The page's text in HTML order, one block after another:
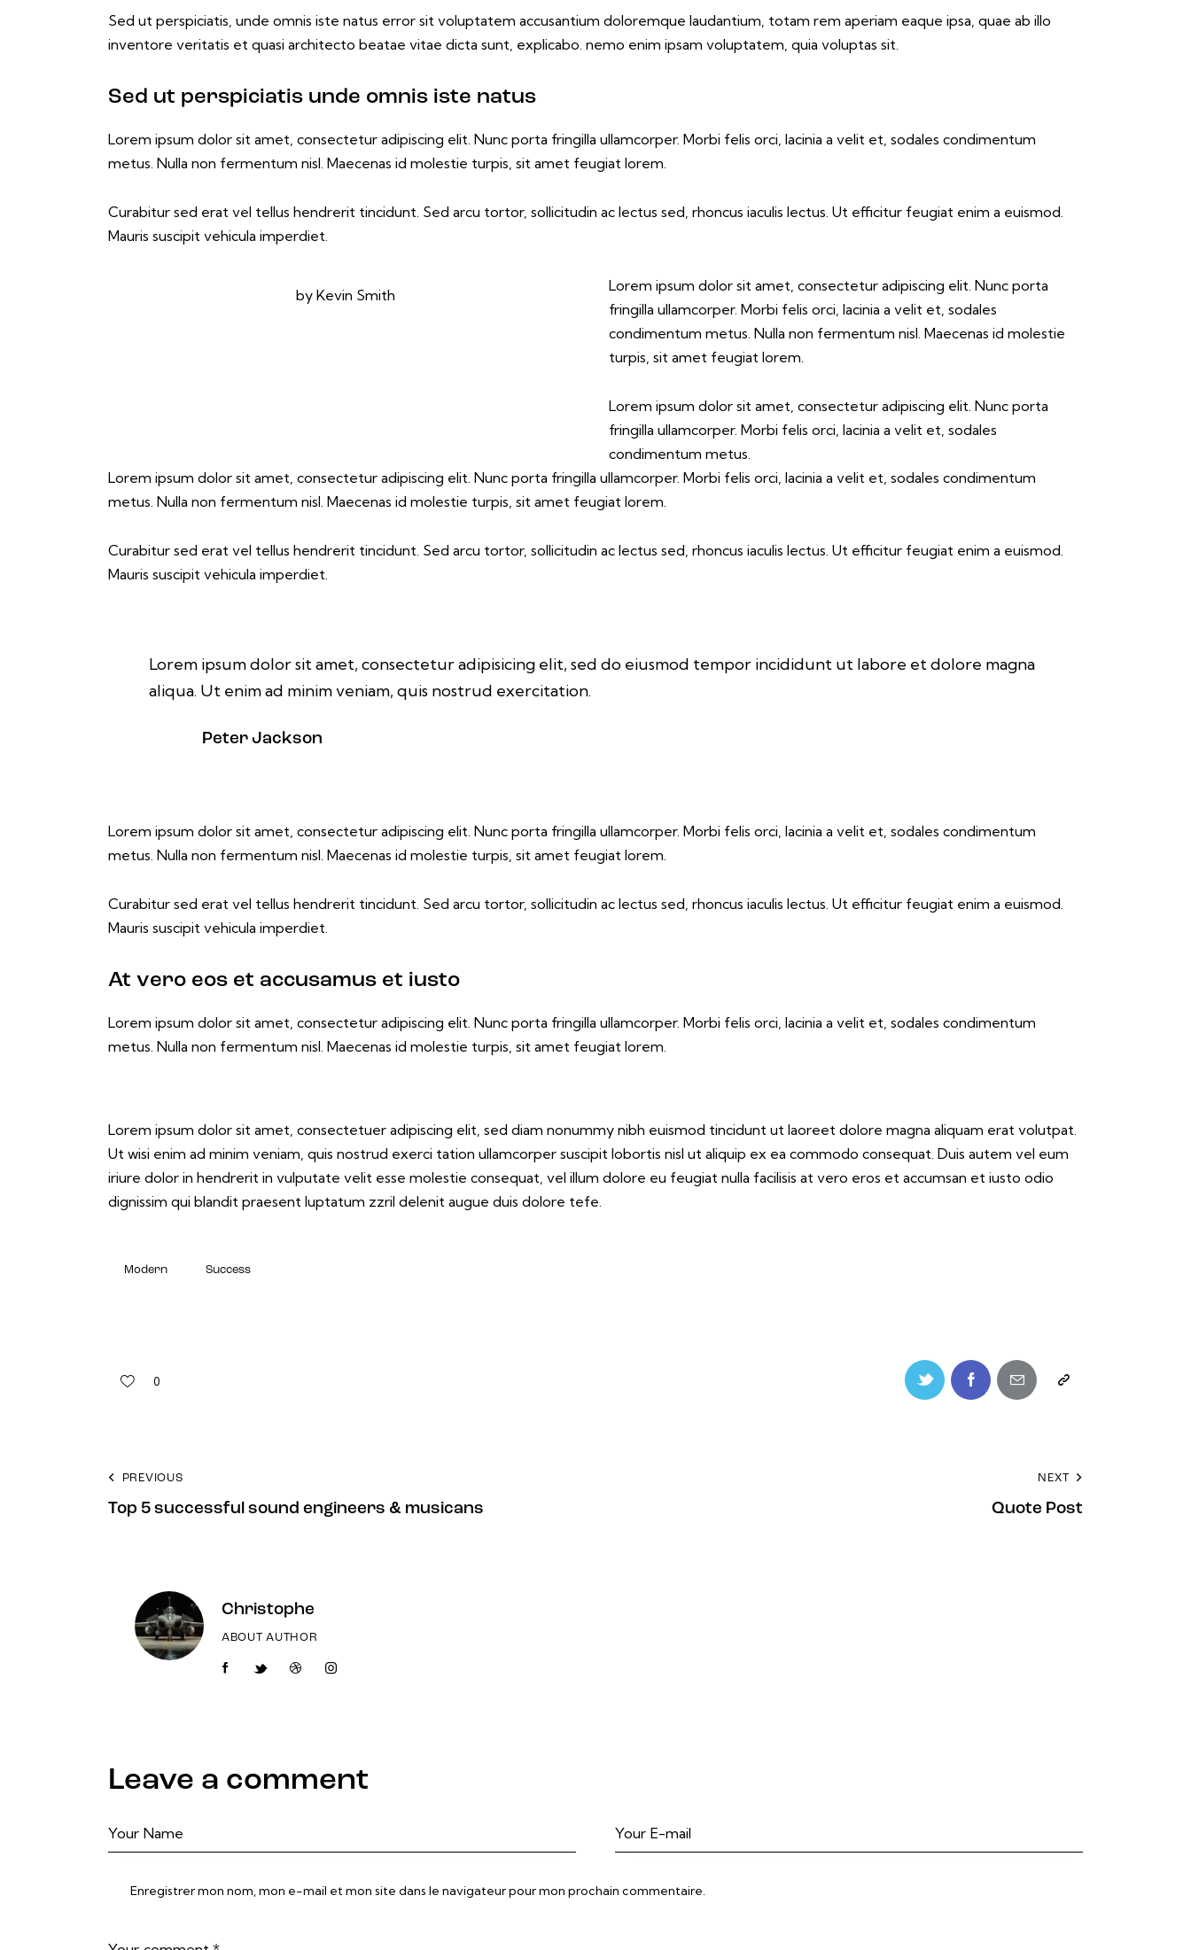
Sed ut perspiciatis, unde omnis iste natus error sit voluptatem accusantium doloremque laudantium, totam rem aperiam eaque ipsa, quae ab illo
inventore veritatis et quasi architecto beatae vitae dicta sunt, explicabo. nemo enim ipsam voluptatem, quia voluptas sit.
Sed ut perspiciatis unde omnis iste natus
Lorem ipsum dolor sit amet, consectetur adipiscing elit. Nunc porta fringilla ullamcorper. Morbi felis orci, lacinia a velit et, sodales condimentum
metus. Nulla non fermentum nisl. Maecenas id molestie turpis, sit amet feugiat lorem.
Curabitur sed erat vel tellus hendrerit tincidunt. Sed arcu tortor, sollicitudin ac lectus sed, rhoncus iaculis lectus. Ut efficitur feugiat enim a euismod.
Mauris suscipit vehicula imperdiet.
by Kevin Smith
Lorem ipsum dolor sit amet, consectetur adipiscing elit. Nunc porta
fringilla ullamcorper. Morbi felis orci, lacinia a velit et, sodales
condimentum metus. Nulla non fermentum nisl. Maecenas id molestie
turpis, sit amet feugiat lorem.
Lorem ipsum dolor sit amet, consectetur adipiscing elit. Nunc porta
fringilla ullamcorper. Morbi felis orci, lacinia a velit et, sodales
condimentum metus.
Lorem ipsum dolor sit amet, consectetur adipiscing elit. Nunc porta fringilla ullamcorper. Morbi felis orci, lacinia a velit et, sodales condimentum
metus. Nulla non fermentum nisl. Maecenas id molestie turpis, sit amet feugiat lorem.
Curabitur sed erat vel tellus hendrerit tincidunt. Sed arcu tortor, sollicitudin ac lectus sed, rhoncus iaculis lectus. Ut efficitur feugiat enim a euismod.
Mauris suscipit vehicula imperdiet.
Lorem ipsum dolor sit amet, consectetur adipisicing elit, sed do eiusmod tempor incididunt ut labore et dolore magna
aliqua. Ut enim ad minim veniam, quis nostrud exercitation.
Peter Jackson
Lorem ipsum dolor sit amet, consectetur adipiscing elit. Nunc porta fringilla ullamcorper. Morbi felis orci, lacinia a velit et, sodales condimentum
metus. Nulla non fermentum nisl. Maecenas id molestie turpis, sit amet feugiat lorem.
Curabitur sed erat vel tellus hendrerit tincidunt. Sed arcu tortor, sollicitudin ac lectus sed, rhoncus iaculis lectus. Ut efficitur feugiat enim a euismod.
Mauris suscipit vehicula imperdiet.
At vero eos et accusamus et iusto
Lorem ipsum dolor sit amet, consectetur adipiscing elit. Nunc porta fringilla ullamcorper. Morbi felis orci, lacinia a velit et, sodales condimentum
metus. Nulla non fermentum nisl. Maecenas id molestie turpis, sit amet feugiat lorem.
Lorem ipsum dolor sit amet, consectetuer adipiscing elit, sed diam nonummy nibh euismod tincidunt ut laoreet dolore magna aliquam erat volutpat.
Ut wisi enim ad minim veniam, quis nostrud exerci tation ullamcorper suscipit lobortis nisl ut aliquip ex ea commodo consequat. Duis autem vel eum
iriure dolor in hendrerit in vulputate velit esse molestie consequat, vel illum dolore eu feugiat nulla facilisis at vero eros et accumsan et iusto odio
dignissim qui blandit praesent luptatum zzril delenit augue duis dolore tefe.
Modern Success
0 Twitter- FacebookShare- Copy
clipboard
Navigation
PREVIOUS
Top 5 successful sound engineers & musicans
NEXT
Quote Post
Christophe
ABOUT AUTHOR
facebook-twitter-dribble-instagram
Leave a comment
Enregistrer mon nom, mon e-mail et mon site dans le navigateur pour mon prochain commentaire.